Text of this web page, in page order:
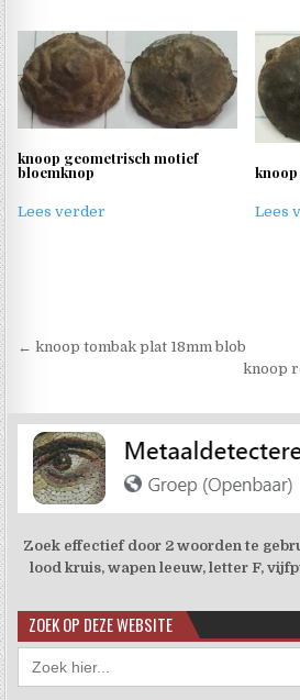
knoop geometrisch motief
bloemknop
Lees verder Lees
Berichtnavigatie
← knoop tombak plat 18mm blob
knoop
Zoek effectief door 2 woorden te
lood kruis, wapen leeuw, letter F,
ZOEK OP DEZE WEBSITE
Zoek
naar: